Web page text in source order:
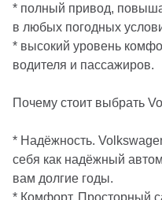
* полный привод,
в любых погодных
* высокий уровень
водителя и пассажиров.
Почему стоит выбрать
* Надёжность.
себя как надёжный
вам долгие годы.
* Комфорт. Просторный